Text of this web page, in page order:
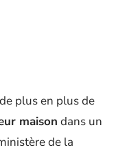
plus en plus de
maison dans un
de la